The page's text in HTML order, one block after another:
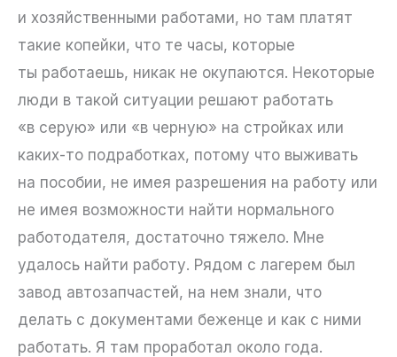
и хозяйственными работами, но там платят
такие копейки, что те часы, которые
ты работаешь, никак не окупаются. Некоторые
люди в такой ситуации решают работать
«в серую» или «в черную» на стройках или
каких-то подработках, потому что выживать
на пособии, не имея разрешения на работу или
не имея возможности найти нормального
работодателя, достаточно тяжело. Мне
удалось найти работу. Рядом с лагерем был
завод автозапчастей, на нем знали, что
делать с документами беженце и как с ними
работать. Я там проработал около года.